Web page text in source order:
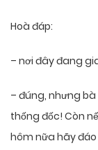
Hoà đáp:
– nơi đây đang
– đúng, nhưng
thống đốc! Còn
hôm nữa hãy đáo